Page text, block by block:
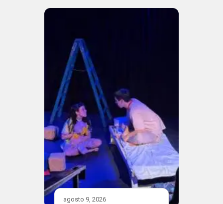
agosto 9, 2026